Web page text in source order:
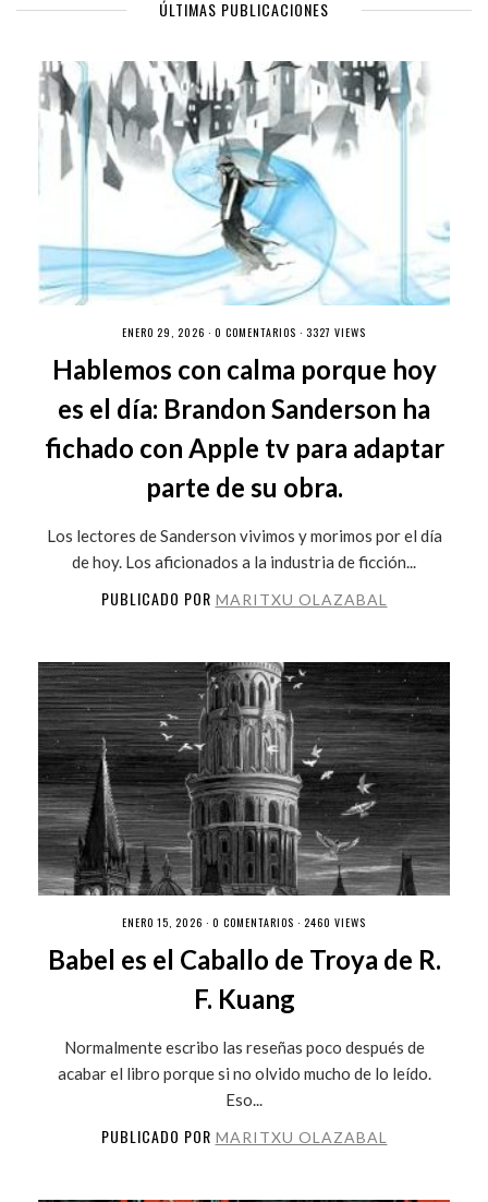
ÚLTIMAS PUBLICACIONES
ENERO 29, 2026 · 0 COMENTARIOS · 3327 VIEWS
Hablemos con calma porque hoy
es el día: Brandon Sanderson ha
fichado con Apple tv para adaptar
parte de su obra.
Los lectores de Sanderson vivimos y morimos por el día
de hoy. Los aficionados a la industria de ficción...
PUBLICADO POR MARITXU OLAZABAL
ENERO 15, 2026 · 0 COMENTARIOS · 2460 VIEWS
Babel es el Caballo de Troya de R.
F. Kuang
Normalmente escribo las reseñas poco después de
acabar el libro porque si no olvido mucho de lo leído.
Eso...
PUBLICADO POR MARITXU OLAZABAL